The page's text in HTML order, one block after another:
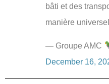
bâti et des
manière
— Groupe AMC
December 16,